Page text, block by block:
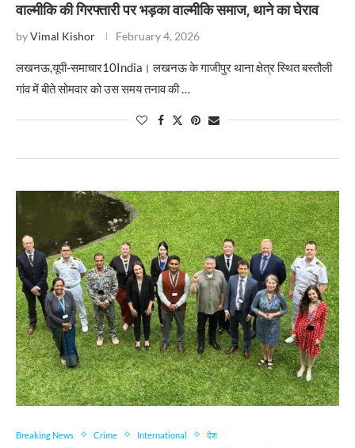
वाल्मीकि की गिरफ्तारी पर भड़का वाल्मीकि समाज, थाने का घेराव
byVimal Kishor February 4, 2026
लखनऊ,यूपी-समाचार10India। लखनऊ के गाजीपुर थाना क्षेत्र स्थित बस्तौली
गांव में बीते सोमवार को उस समय तनाव की …
Breaking News Crime International देश